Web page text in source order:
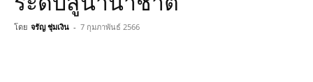
โดย จรัญ ชุ่มเงิน - 7 กุมภาพันธ์ 2566